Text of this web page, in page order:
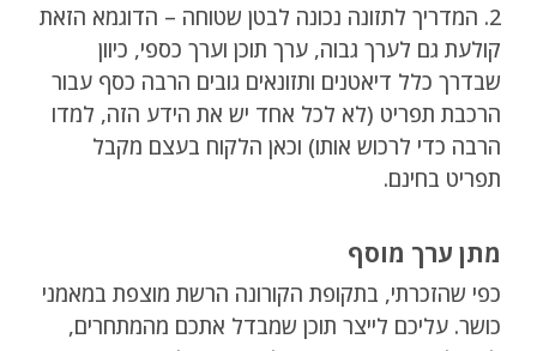
2. המדריך לתזונה נכונה לבטן שטוחה – הדוגמא הזאת
קולעת גם לערך גבוה, ערך תוכן וערך כספי, כיוון
שבדרך כלל דיאטנים ותזונאים גובים הרבה כסף עבור
הרכבת תפריט (לא לכל אחד יש את הידע הזה, למדו
הרבה כדי לרכוש אותו) וכאן הלקוח בעצם מקבל
תפריט בחינם.
מתן ערך מוסף
כפי שהזכרתי, בתקופת הקורונה הרשת מוצפת במאמני
כושר. עליכם לייצר תוכן שמבדל אתכם מהמתחרים,